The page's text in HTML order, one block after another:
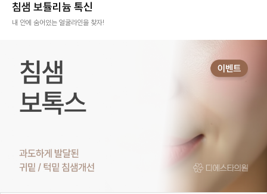
침샘 보튤리늄 톡신
내 안에 숨어있는 얼굴라인을 찾자!